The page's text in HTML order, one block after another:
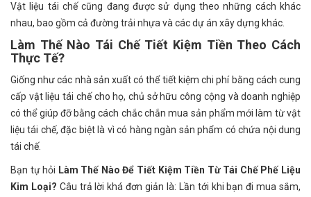
Vật liệu tái chế cũng đang được sử dụng theo những cách khác
nhau, bao gồm cả đường trải nhựa và các dự án xây dựng khác.
Làm Thế Nào Tái Chế Tiết Kiệm Tiền Theo Cách
Thực Tế?
Giống như các nhà sản xuất có thể tiết kiệm chi phí bằng cách cung
cấp vật liệu tái chế cho họ, chủ sở hữu công cộng và doanh nghiệp
có thể giúp đỡ bằng cách chắc chắn mua sản phẩm mới làm từ vật
liệu tái chế, đặc biệt là vì có hàng ngàn sản phẩm có chứa nội dung
tái chế.
Bạn tự hỏi Làm Thế Nào Để Tiết Kiệm Tiền Từ Tái Chế Phế Liệu
Kim Loại? Câu trả lời khá đơn giản là: Lần tới khi bạn đi mua sắm,